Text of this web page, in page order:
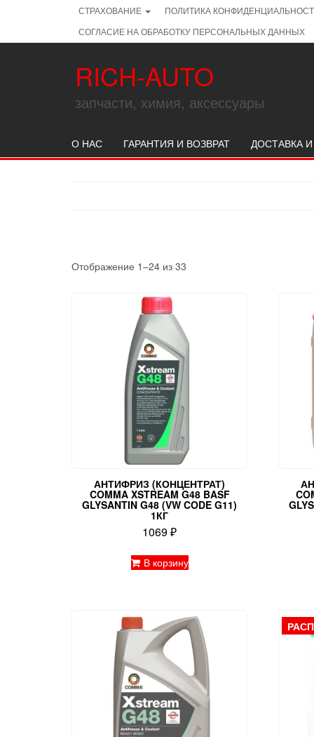
СТРАХОВАНИЕ
ПОЛИТИКА
СОГЛАСИЕ НА ОБРАБОТКУ ПЕРСОНАЛЬНЫХ ДАННЫХ
RICH-AUTO
запчасти, химия, аксессуары
О НАС ГАРАНТИЯ И ВОЗВРАТ ДОСТАВКА
Отображение 1–24 из 33
АНТИФРИЗ (КОНЦЕНТРАТ)
COMMA XSTREAM G48 BASF
GLYSANTIN G48 (VW CODE G11)
1КГ
1069₽
В корзину